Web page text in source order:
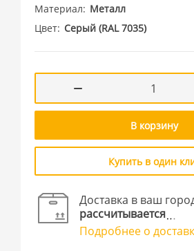
Материал
Металл
Цвет Cерый (RAL 7035)
В корзину
Купить в один
Доставка в ваш
рассчитывается
Подробнее о